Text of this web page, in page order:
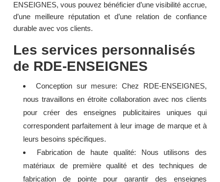
ENSEIGNES, vous pouvez bénéficier d’une visibilité accrue,
d’une meilleure réputation et d’une relation de confiance
durable avec vos clients.
Les services personnalisés
de RDE-ENSEIGNES
Conception sur mesure: Chez RDE-ENSEIGNES,
nous travaillons en étroite collaboration avec nos clients
pour créer des enseignes publicitaires uniques qui
correspondent parfaitement à leur image de marque et à
leurs besoins spécifiques.
Fabrication de haute qualité: Nous utilisons des
matériaux de première qualité et des techniques de
fabrication de pointe pour garantir des enseignes